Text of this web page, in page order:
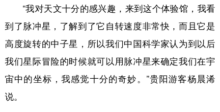
“我对天文十分的感兴趣，来到这个体验馆，我看
到了脉冲星，了解到了它自转速度非常快，而且它是
高度旋转的中子星，所以我们中国科学家认为到以后
我们星际冒险的时候就可以用脉冲星来确定我们在宇
宙中的坐标，我感觉十分的奇妙。”贵阳游客杨晨浠
说。